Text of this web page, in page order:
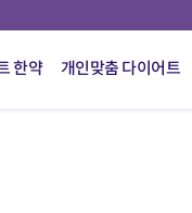
한약 개인맞춤 다이어트